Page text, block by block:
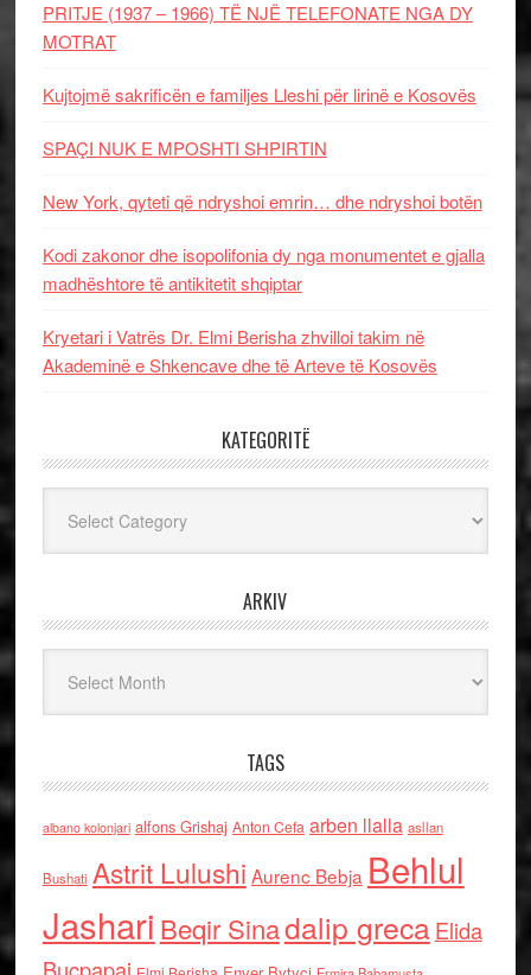
PRITJE (1937 – 1966) TË NJË TELEFONATE NGA DY
MOTRAT
Kujtojmë sakrificën e familjes Lleshi për lirinë e Kosovës
SPAÇI NUK E MPOSHTI SHPIRTIN
New York, qyteti që ndryshoi emrin… dhe ndryshoi botën
Kodi zakonor dhe isopolifonia dy nga monumentet e gjalla
madhështore të antikitetit shqiptar
Kryetari i Vatrës Dr. Elmi Berisha zhvilloi takim në
Akademinë e Shkencave dhe të Arteve të Kosovës
KATEGORITË
ARKIV
TAGS
albano kolonjari alfons Grishaj Anton Cefa arben llalla asllan
Bushati Astrit Lulushi Aurenc Bebja Behlul
Jashari Beqir Sinadalip grecaElida